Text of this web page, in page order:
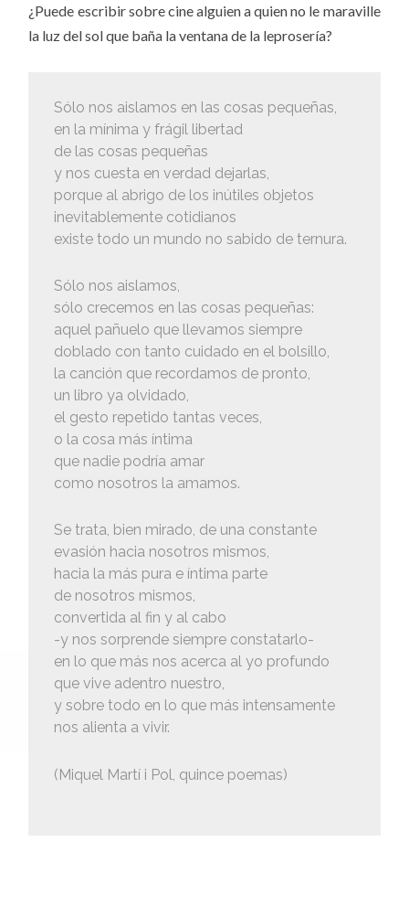
¿Puede escribir sobre cine alguien a quien no le maraville
la luz del sol que baña la ventana de la leprosería?
Sólo nos aislamos en las cosas pequeñas,
en la mínima y frágil libertad
de las cosas pequeñas
y nos cuesta en verdad dejarlas,
porque al abrigo de los inútiles objetos
inevitablemente cotidianos
existe todo un mundo no sabido de ternura.
Sólo nos aislamos,
sólo crecemos en las cosas pequeñas:
aquel pañuelo que llevamos siempre
doblado con tanto cuidado en el bolsillo,
la canción que recordamos de pronto,
un libro ya olvidado,
el gesto repetido tantas veces,
o la cosa más íntima
que nadie podría amar
como nosotros la amamos.
Se trata, bien mirado, de una constante
evasión hacia nosotros mismos,
hacia la más pura e íntima parte
de nosotros mismos,
convertida al fin y al cabo
-y nos sorprende siempre constatarlo-
en lo que más nos acerca al yo profundo
que vive adentro nuestro,
y sobre todo en lo que más intensamente
nos alienta a vivir.
(Miquel Martí i Pol, quince poemas)